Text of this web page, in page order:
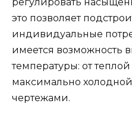
регулировать
это позволяет
индивидуальные
имеется возможность
температуры: от
максимально
чертежами.